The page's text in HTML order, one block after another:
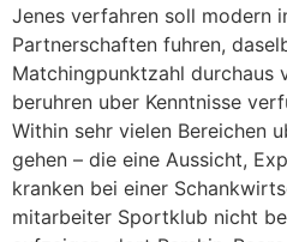
Jenes verfahren soll modern
Partnerschaften fuhren,
Matchingpunktzahl durchaus
beruhren uber Kenntnisse
Within sehr vielen Bereichen
gehen – die eine Aussicht,
kranken bei einer
mitarbeiter Sportklub nicht